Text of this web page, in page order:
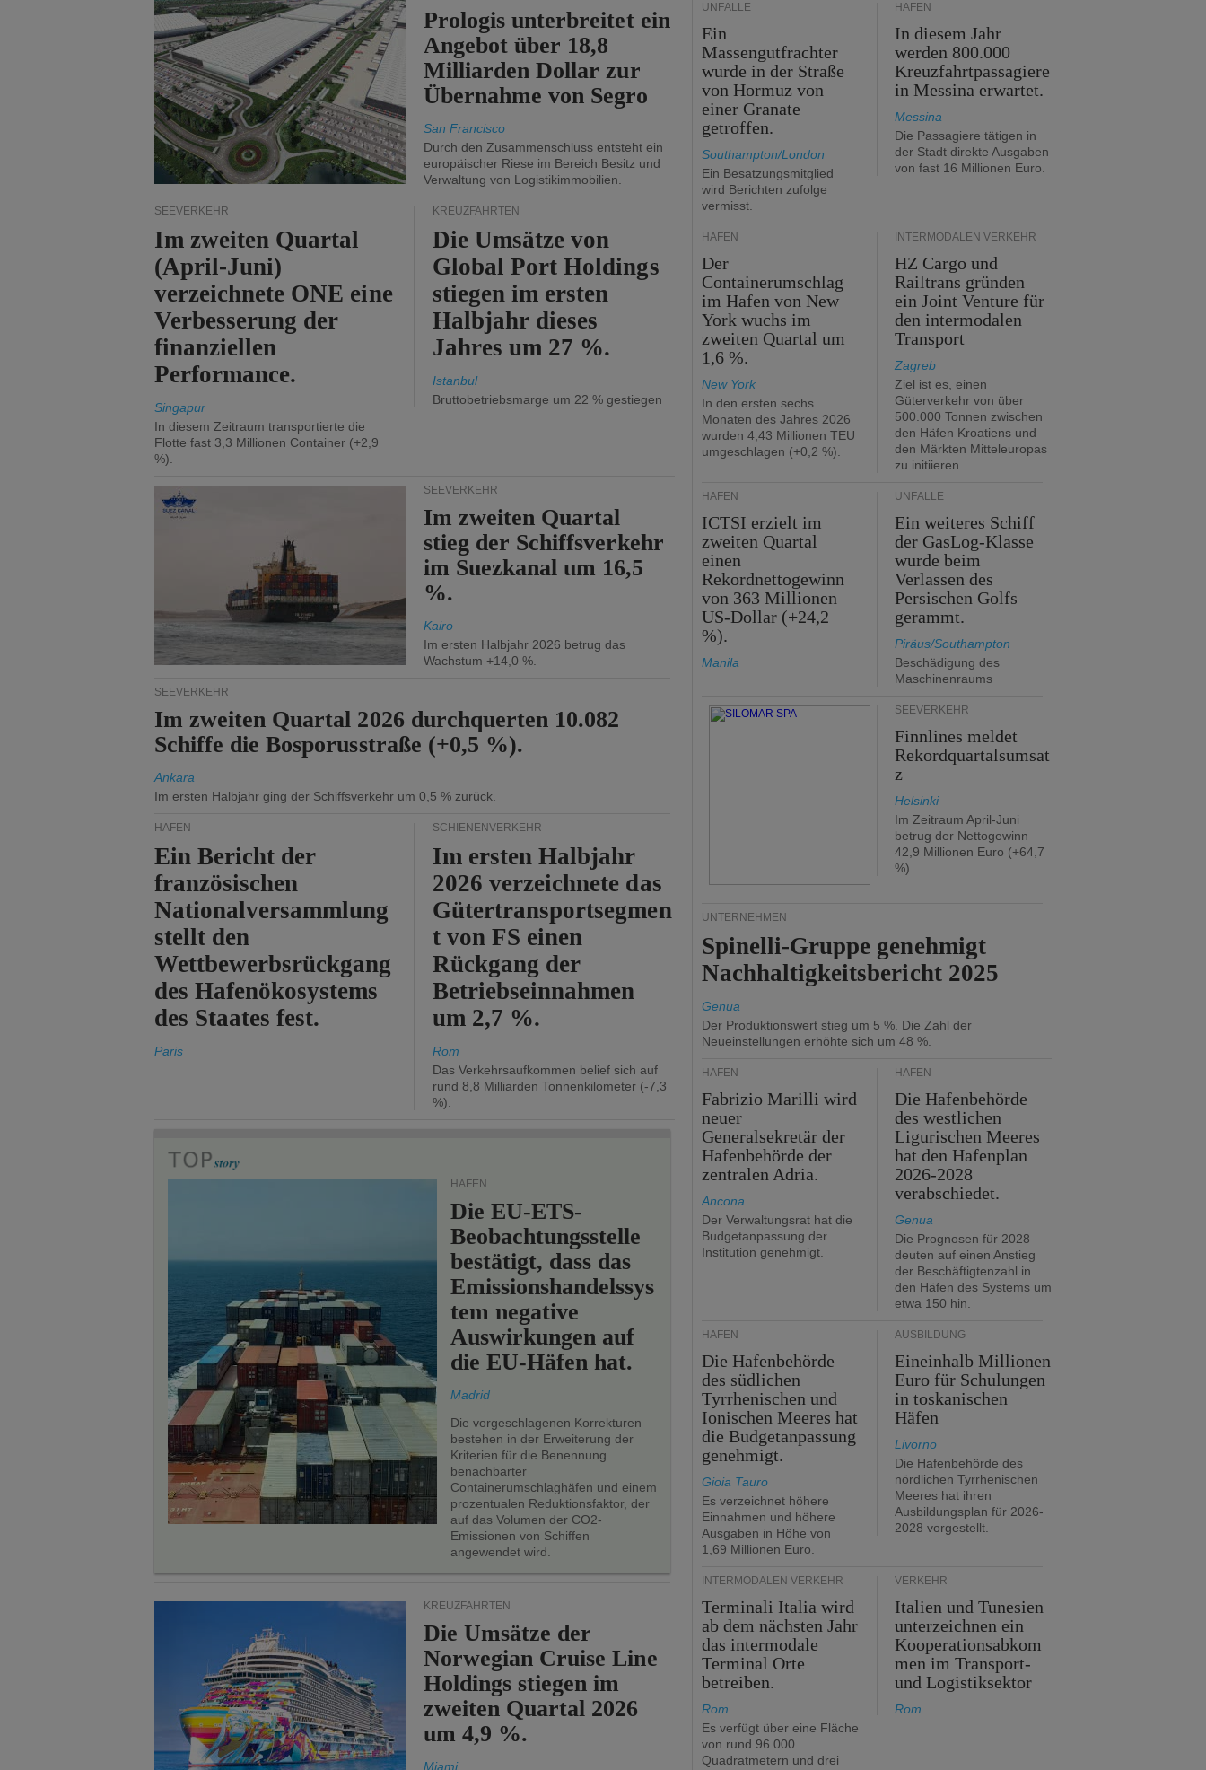
Prologis unterbreitet ein
Angebot über 18,8
Milliarden Dollar zur
Übernahme von Segro
San Francisco
Durch den Zusammenschluss entsteht ein
europäischer Riese im Bereich Besitz und
Verwaltung von Logistikimmobilien.
SEEVERKEHR
Im zweiten Quartal
(April-Juni)
verzeichnete ONE eine
Verbesserung der
finanziellen
Performance.
Singapur
In diesem Zeitraum transportierte die
Flotte fast 3,3 Millionen Container (+2,9
%).
KREUZFAHRTEN
Die Umsätze von
Global Port Holdings
stiegen im ersten
Halbjahr dieses
Jahres um 27 %.
Istanbul
Bruttobetriebsmarge um 22 % gestiegen
SEEVERKEHR
Im zweiten Quartal
stieg der Schiffsverkehr
im Suezkanal um 16,5
%.
Kairo
Im ersten Halbjahr 2026 betrug das
Wachstum +14,0 %.
SEEVERKEHR
Im zweiten Quartal 2026 durchquerten 10.082
Schiffe die Bosporusstraße (+0,5 %).
Ankara
Im ersten Halbjahr ging der Schiffsverkehr um 0,5 % zurück.
HÄFEN
Ein Bericht der
französischen
Nationalversammlung
stellt den
Wettbewerbsrückgang
des Hafenökosystems
des Staates fest.
Paris
SCHIENENVERKEHR
Im ersten Halbjahr
2026 verzeichnete das
Gütertransportsegmen
t von FS einen
Rückgang der
Betriebseinnahmen
um 2,7 %.
Rom
Das Verkehrsaufkommen belief sich auf
rund 8,8 Milliarden Tonnenkilometer (-7,3
%).
HÄFEN
Die EU-ETS-
Beobachtungsstelle
bestätigt, dass das
Emissionshandelssys
tem negative
Auswirkungen auf
die EU-Häfen hat.
Madrid
Die vorgeschlagenen Korrekturen
bestehen in der Erweiterung der
Kriterien für die Benennung
benachbarter
Containerumschlaghäfen und einem
prozentualen Reduktionsfaktor, der
auf das Volumen der CO2-
Emissionen von Schiffen
angewendet wird.
KREUZFAHRTEN
Die Umsätze der
Norwegian Cruise Line
Holdings stiegen im
zweiten Quartal 2026
um 4,9 %.
Miami
UNFÄLLE
Ein
Massengutfrachter
wurde in der Straße
von Hormuz von
einer Granate
getroffen.
Southampton/London
Ein Besatzungsmitglied
wird Berichten zufolge
vermisst.
HÄFEN
In diesem Jahr
werden 800.000
Kreuzfahrtpassagiere
in Messina erwartet.
Messina
Die Passagiere tätigen in
der Stadt direkte Ausgaben
von fast 16 Millionen Euro.
HÄFEN
Der
Containerumschlag
im Hafen von New
York wuchs im
zweiten Quartal um
1,6 %.
New York
In den ersten sechs
Monaten des Jahres 2026
wurden 4,43 Millionen TEU
umgeschlagen (+0,2 %).
INTERMODALEN VERKEHR
HZ Cargo und
Railtrans gründen
ein Joint Venture für
den intermodalen
Transport
Zagreb
Ziel ist es, einen
Güterverkehr von über
500.000 Tonnen zwischen
den Häfen Kroatiens und
den Märkten Mitteleuropas
zu initiieren.
HÄFEN
ICTSI erzielt im
zweiten Quartal
einen
Rekordnettogewinn
von 363 Millionen
US-Dollar (+24,2
%).
Manila
UNFÄLLE
Ein weiteres Schiff
der GasLog-Klasse
wurde beim
Verlassen des
Persischen Golfs
gerammt.
Piräus/Southampton
Beschädigung des
Maschinenraums
SEEVERKEHR
Finnlines meldet
Rekordquartalsumsat
z
Helsinki
Im Zeitraum April-Juni
betrug der Nettogewinn
42,9 Millionen Euro (+64,7
%).
UNTERNEHMEN
Spinelli-Gruppe genehmigt
Nachhaltigkeitsbericht 2025
Genua
Der Produktionswert stieg um 5 %. Die Zahl der
Neueinstellungen erhöhte sich um 48 %.
HÄFEN
Fabrizio Marilli wird
neuer
Generalsekretär der
Hafenbehörde der
zentralen Adria.
Ancona
Der Verwaltungsrat hat die
Budgetanpassung der
Institution genehmigt.
HÄFEN
Die Hafenbehörde
des westlichen
Ligurischen Meeres
hat den Hafenplan
2026-2028
verabschiedet.
Genua
Die Prognosen für 2028
deuten auf einen Anstieg
der Beschäftigtenzahl in
den Häfen des Systems um
etwa 150 hin.
HÄFEN
Die Hafenbehörde
des südlichen
Tyrrhenischen und
Ionischen Meeres hat
die Budgetanpassung
genehmigt.
Gioia Tauro
Es verzeichnet höhere
Einnahmen und höhere
Ausgaben in Höhe von
1,69 Millionen Euro.
AUSBILDUNG
Eineinhalb Millionen
Euro für Schulungen
in toskanischen
Häfen
Livorno
Die Hafenbehörde des
nördlichen Tyrrhenischen
Meeres hat ihren
Ausbildungsplan für 2026-
2028 vorgestellt.
INTERMODALEN VERKEHR
Terminali Italia wird
ab dem nächsten Jahr
das intermodale
Terminal Orte
betreiben.
Rom
Es verfügt über eine Fläche
von rund 96.000
Quadratmetern und drei
VERKEHR
Italien und Tunesien
unterzeichnen ein
Kooperationsabkom
men im Transport-
und Logistiksektor
Rom